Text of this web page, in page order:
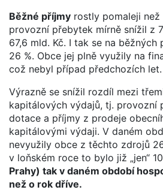
Běžné příjmy rostly pomaleji
provozní přebytek mírně snížil z
67,6 mld. Kč. I tak se na běžných
26 %. Obce jej plně využily na
což nebyl případ předchozích let.
Výrazně se snížil rozdíl mezi
kapitálových výdajů, tj. provozní
dotace a příjmy z prodeje
kapitálovými výdaji. V daném
nevyužily obce z těchto zdrojů
v loňském roce to bylo již „jen“
Prahy) tak v daném období
než o rok dříve.